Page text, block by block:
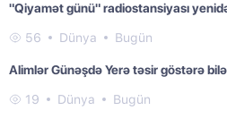
"Qiyamət günü" radiostansiyası
56 Dünya Bugün
Alimlər Günəşdə Yerə təsir göstərə
19 Dünya Bugün